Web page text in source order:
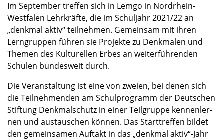
Im Septem­ber treffen sich in Lemgo in Nordrhein-
Westfalen Lehrkräfte, die im Schul­jahr 2021/22 an
„denkmal aktiv“ teilneh­men. Gemein­sam mit ihren
Lerngrup­pen führen sie Projekte zu Denkma­len und
Themen des Kultu­rel­len Erbes an weiter­füh­ren­den
Schulen bundes­weit durch.
Die Veran­stal­tung ist eine von zweien, bei denen sich
die Teilneh­men­den am Schul­pro­gramm der Deutschen
Stiftung Denkmal­schutz in einer Teilgruppe kennen­ler­
nen und austau­schen können. Das Start­tref­fen bildet
den gemein­sa­men Auftakt in das „denkmal aktiv“-Jahr